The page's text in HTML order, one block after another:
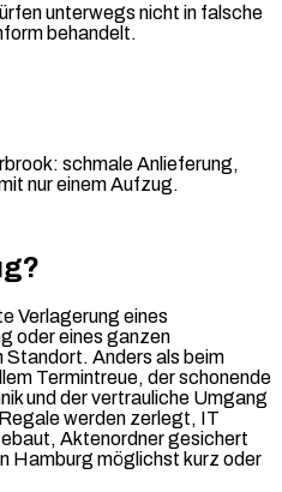
unterwegs nicht in falsche
behandelt.
schmale Anlieferung,
nur einem Aufzug.
Verlagerung eines
oder eines ganzen
Standort. Anders als beim
Termintreue, der schonende
und der vertrauliche Umgang
werden zerlegt, IT
Aktenordner gesichert
Hamburg möglichst kurz oder